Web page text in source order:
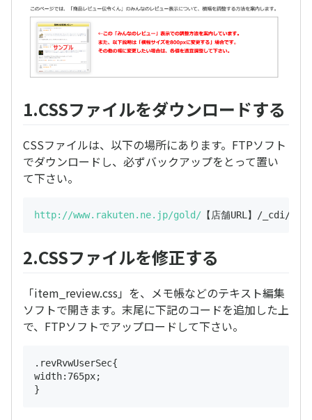
1.CSSファイルをダウンロードする
CSSファイルは、以下の場所にあります。FTPソフト
でダウンロードし、必ずバックアップをとって置い
て下さい。
http://www.rakuten.ne.jp/gold/
2.CSSファイルを修正する
「item_review.css」を、メモ帳などのテキスト編集
ソフトで開きます。末尾に下記のコードを追加した上
で、FTPソフトでアップロードして下さい。
.revRvwUserSec{
width:765px;